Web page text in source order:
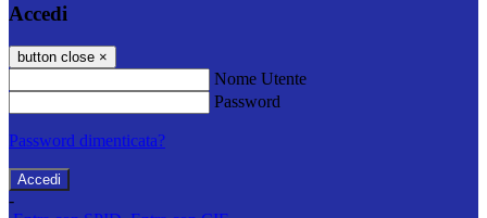
Accedi
button close ×
Nome Utente
Password
Password dimenticata?
-